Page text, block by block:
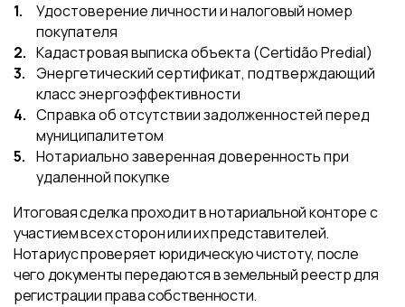
Удостоверение личности и налоговый номер
покупателя
Кадастровая выписка объекта (Certidão Predial)
Энергетический сертификат, подтверждающий
класс энергоэффективности
Справка об отсутствии задолженностей перед
муниципалитетом
Нотариально заверенная доверенность при
удаленной покупке
Итоговая сделка проходит в нотариальной конторе с
участием всех сторон или их представителей.
Нотариус проверяет юридическую чистоту, после
чего документы передаются в земельный реестр для
регистрации права собственности.